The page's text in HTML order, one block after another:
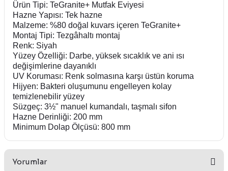
Ürün Tipi: TeGranite+ Mutfak Eviyesi
Hazne Yapısı: Tek hazne
Malzeme: %80 doğal kuvars içeren TeGranite+
Montaj Tipi: Tezgâhaltı montaj
Renk: Siyah
Yüzey Özelliği: Darbe, yüksek sıcaklık ve ani ısı
değişimlerine dayanıklı
UV Koruması: Renk solmasına karşı üstün koruma
Hijyen: Bakteri oluşumunu engelleyen kolay
temizlenebilir yüzey
Süzgeç: 3½" manuel kumandalı, taşmalı sifon
Hazne Derinliği: 200 mm
Minimum Dolap Ölçüsü: 800 mm
Yorumlar